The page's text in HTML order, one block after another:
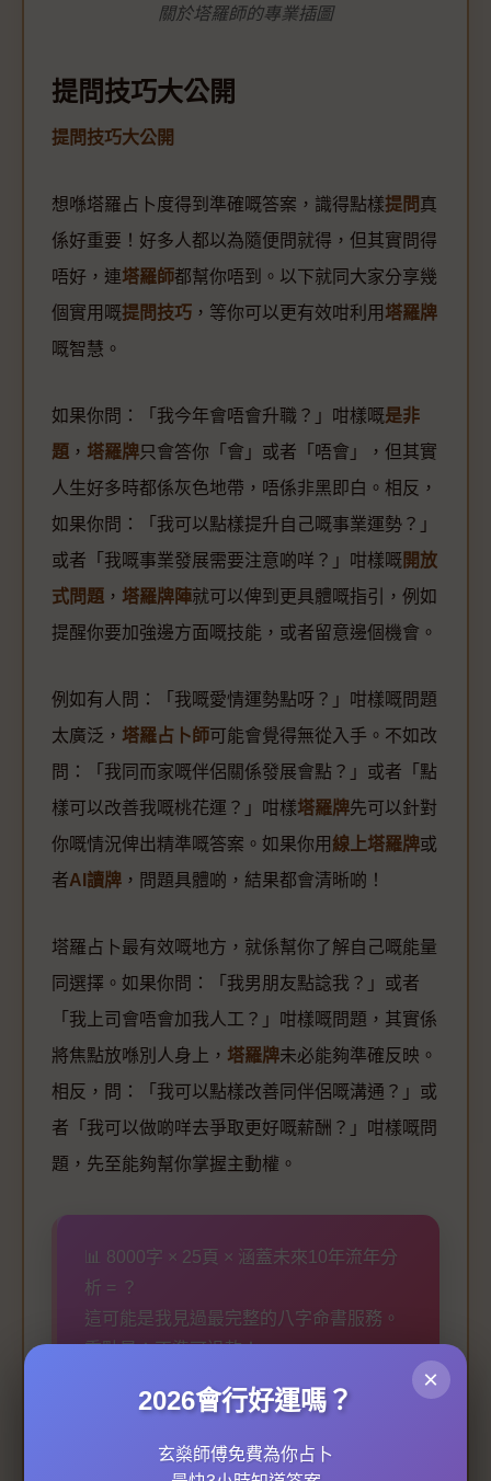
關於塔羅師的專業插圖
提問技巧大公開
提問技巧大公開
想喺塔羅占卜度得到準確嘅答案，識得點樣提問真
係好重要！好多人都以為隨便問就得，但其實問得
唔好，連塔羅師都幫你唔到。以下就同大家分享幾
個實用嘅提問技巧 ，等你可以更有效咁利用 塔羅牌
嘅智慧。
如果你問：「我今年會唔會升職？」咁樣嘅是非
題 ， 塔羅牌只會答你「會」或者「唔會」，但其實
人生好多時都係灰色地帶，唔係非黑即白。相反，
如果你問：「我可以點樣提升自己嘅事業運勢？」
或者「我嘅事業發展需要注意啲咩？」咁樣嘅 開放
式問題 ， 塔羅牌陣就可以俾到更具體嘅指引，例如
提醒你要加強邊方面嘅技能，或者留意邊個機會。
例如有人問：「我嘅愛情運勢點呀？」咁樣嘅問題
太廣泛， 塔羅占卜師可能會覺得無從入手。不如改
問：「我同而家嘅伴侶關係發展會點？」或者「點
樣可以改善我嘅桃花運？」咁樣塔羅牌先可以針對
你嘅情況俾出精準嘅答案。如果你用 線上塔羅牌或
者AI讀牌 ，問題具體啲，結果都會清晰啲！
塔羅占卜最有效嘅地方，就係幫你了解自己嘅能量
同選擇。如果你問：「我男朋友點諗我？」或者
「我上司會唔會加我人工？」咁樣嘅問題，其實係
將焦點放喺別人身上， 塔羅牌未必能夠準確反映。
相反，問：「我可以點樣改善同伴侶嘅溝通？」或
者「我可以做啲咩去爭取更好嘅薪酬？」咁樣嘅問
題，先至能夠幫你掌握主動權。
📊 8000字 × 25頁 × 涵蓋未來10年流年分
析 = ？
這可能是我見過最完整的八字命書服務。
重點是：不準可退款！
看看如何分析你的命格 →
×
2026會行好運嗎？
玄燊師傅免費為你占卜